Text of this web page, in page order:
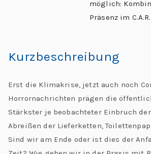
möglich:
Präsenz im
Kurzbeschreibung
Erst die Klimakrise, jetzt auch noch
Horrornachrichten prägen die
Stärkster je beobachteter Einbruch
Abreißen der Lieferketten,
Sind wir am Ende oder ist dies der